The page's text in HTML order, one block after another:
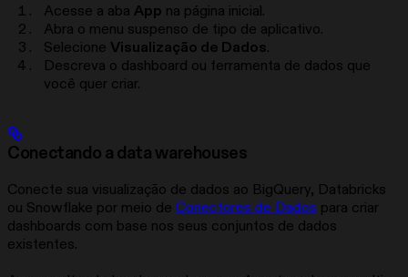
Acesse a aba App na página inicial.
Abra o menu suspenso de tipo de aplicativo.
Selecione Visualização de Dados.
Descreva o dashboard ou ferramenta de dados que
você quer criar.
Conectando a data warehouses
Conecte sua visualização de dados ao BigQuery, Databricks
ou Snowflake por meio de Conectores de Dados para criar
dashboards com base nos seus conjuntos de dados
existentes.